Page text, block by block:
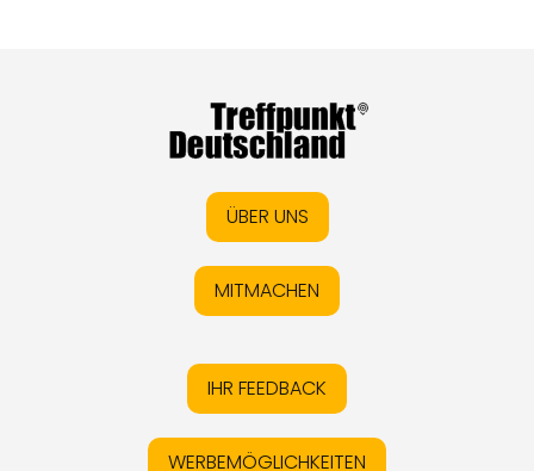
ÜBER UNS
MITMACHEN
IHR FEEDBACK
WERBEMÖGLICHKEITEN